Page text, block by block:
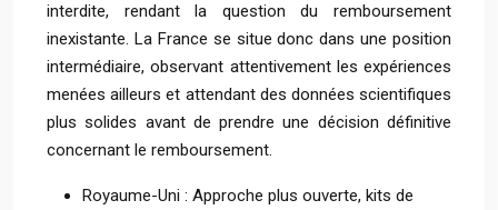
interdite, rendant la question du remboursement
inexistante. La France se situe donc dans une position
intermédiaire, observant attentivement les expériences
menées ailleurs et attendant des données scientifiques
plus solides avant de prendre une décision définitive
concernant le remboursement.
Royaume-Uni : Approche plus ouverte, kits de